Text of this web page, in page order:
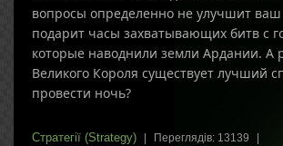
вопросы определенно не улучшит ваш
подарит часы захватывающих битв с
которые наводнили земли Ардании. А
Великого Короля существует лучший
провести ночь?
Стратегії (Strategy) Переглядів: 13139